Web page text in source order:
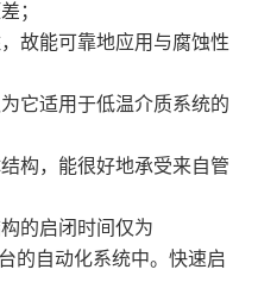
；
故能可靠地应用与腐蚀性
它适用于低温介质系统的
构，能很好地承受来自管
的启闭时间仅为
的自动化系统中。快速启